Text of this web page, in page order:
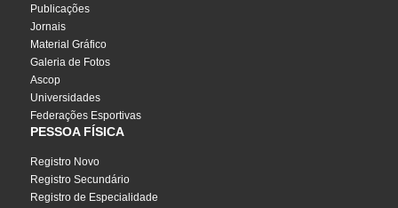
Publicações
Jornais
Material Gráfico
Galeria de Fotos
Ascop
Universidades
Federações Esportivas
PESSOA FÍSICA
Registro Novo
Registro Secundário
Registro de Especialidade